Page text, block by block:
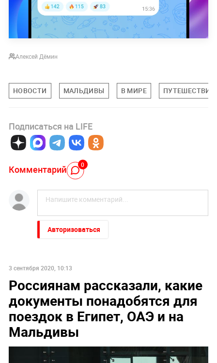
Алексей Дёмин
НОВОСТИ МАЛЬДИВЫ В МИРЕ ПУТЕШЕСТВИЯ
Подписаться на LIFE
Комментарий 0
Авторизоваться
3 сентября 2020, 10:13
Россиянам рассказали, какие
документы понадобятся для
поездок в Египет, ОАЭ и на
Мальдивы